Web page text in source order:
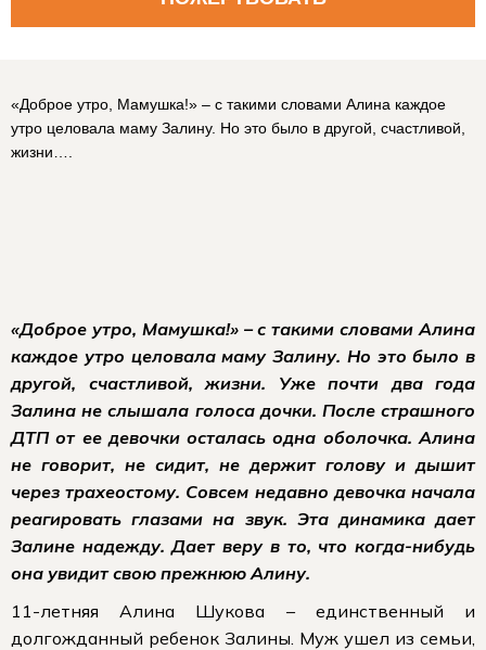
«Доброе утро, Мамушка!» – с такими словами Алина каждое
утро целовала маму Залину. Но это было в другой, счастливой,
жизни….
«Доброе утро, Мамушка!» – с такими словами Алина
каждое утро целовала маму Залину. Но это было в
другой, счастливой, жизни. Уже почти два года
Залина не слышала голоса дочки. После страшного
ДТП от ее девочки осталась одна оболочка. Алина
не говорит, не сидит, не держит голову и дышит
через трахеостому. Совсем недавно девочка начала
реагировать глазами на звук. Эта динамика дает
Залине надежду. Дает веру в то, что когда-нибудь
она увидит свою прежнюю Алину.
11-летняя Алина Шукова – единственный и
долгожданный ребенок Залины. Муж ушел из семьи,